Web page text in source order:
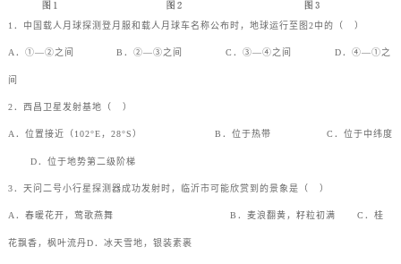
1．中国载人月球探测登月服和载人月球车名称公布时，地球运行至图2中的（ ）
A．①—②之间 B．②—③之间 C．③—④之间 D．④—①之
间
2．西昌卫星发射基地（ ）
A．位置接近（102°E，28°S） B．位于热带 C．位于中纬度
D．位于地势第二级阶梯
3．天问二号小行星探测器成功发射时，临沂市可能欣赏到的景象是（ ）
A．春暖花开，莺歌燕舞 B．麦浪翻黄，籽粒初满 C．桂
花飘香，枫叶流丹D．冰天雪地，银装素裹